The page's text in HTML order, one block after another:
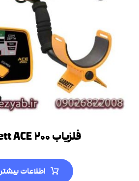
فلزیاب Garrett ACE ۲۰۰
اطلاعات بیشتر